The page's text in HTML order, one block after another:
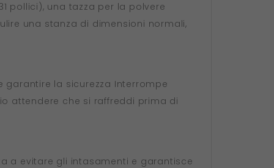
pollici), una tazza per la polvere
una stanza di dimensioni normali,
la sicurezza Interrompe
attendere che si raffreddi prima di
a evitare gli intasamenti e garantisce